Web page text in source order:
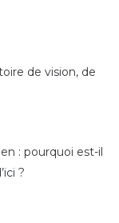
de vision, de
: pourquoi est-il
?